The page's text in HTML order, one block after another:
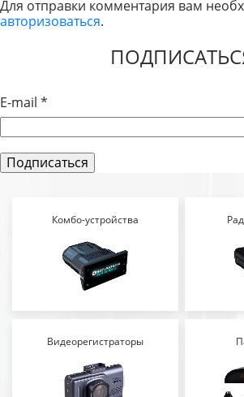
ЗАПИСЯМ
Для отправки комментария вам
авторизоваться.
E-mail *
Комбо-устройства
Видеорегистраторы